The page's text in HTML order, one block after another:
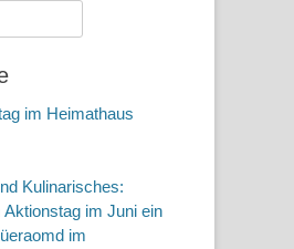
im Heimathaus
Kulinarisches:
im Juni ein
im